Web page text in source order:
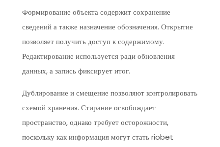
Формирование объекта содержит сохранение
сведений а также назначение обозначения. Открытие
позволяет получить доступ к содержимому.
Редактирование используется ради обновления
данных, а запись фиксирует итог.
Дублирование и смещение позволяют контролировать
схемой хранения. Стирание освобождает
пространство, однако требует осторожности,
поскольку как информация могут стать riobet